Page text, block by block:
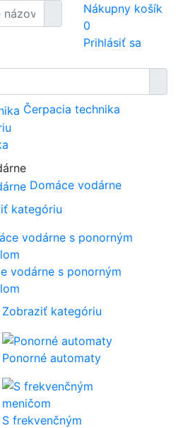
Nákupny košík
0
Prihlásiť sa
Čerpacia technika
Domáce vodárne
kategóriu
vodárne s ponorným
Zobraziť kategóriu
Ponorné automaty
S frekvenčným